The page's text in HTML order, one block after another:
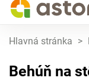
Hlavná stránka >
Behúň na